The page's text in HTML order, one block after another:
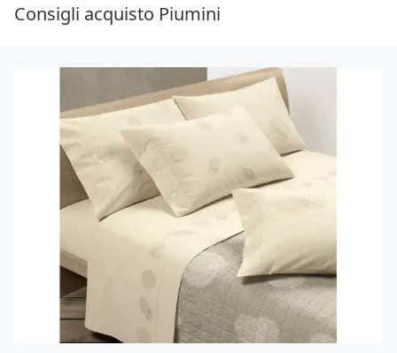
Consigli acquisto Piumini